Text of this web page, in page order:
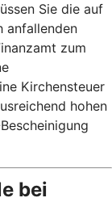
Sie die auf
anfallenden
zum
Kirchensteuer
hohen
bei